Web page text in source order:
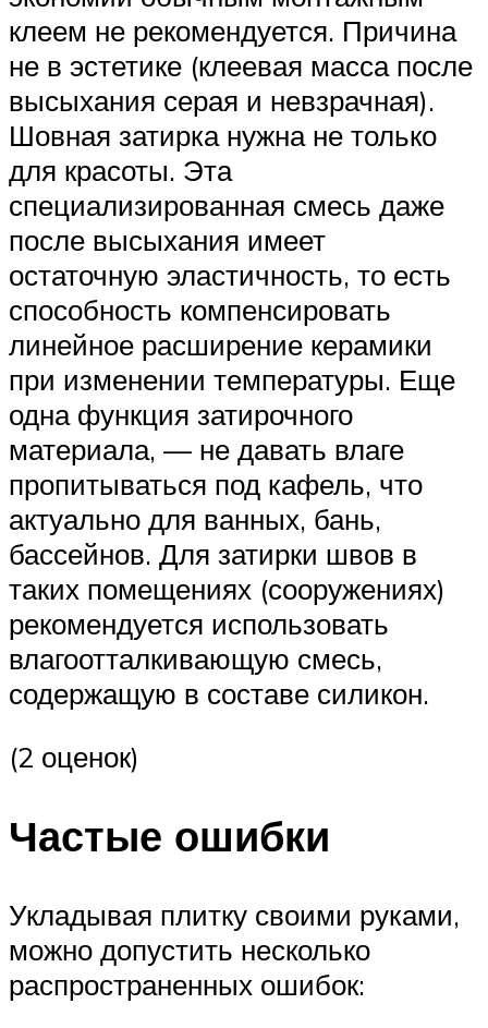
клеем не рекомендуется. Причина
не в эстетике (клеевая масса после
высыхания серая и невзрачная).
Шовная затирка нужна не только
для красоты. Эта
специализированная смесь даже
после высыхания имеет
остаточную эластичность, то есть
способность компенсировать
линейное расширение керамики
при изменении температуры. Еще
одна функция затирочного
материала, — не давать влаге
пропитываться под кафель, что
актуально для ванных, бань,
бассейнов. Для затирки швов в
таких помещениях (сооружениях)
рекомендуется использовать
влагоотталкивающую смесь,
содержащую в составе силикон.
(2 оценок)
Частые ошибки
Укладывая плитку своими руками,
можно допустить несколько
распространенных ошибок: